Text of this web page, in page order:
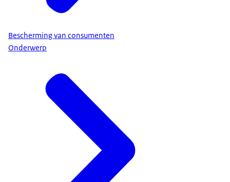
Bescherming van consumenten
Onderwerp